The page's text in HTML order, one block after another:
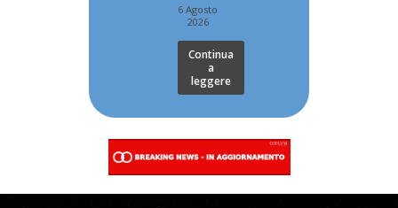
6 Agosto
2026
Continua
a
leggere